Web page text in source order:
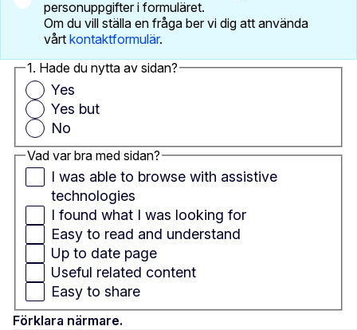
personuppgifter i formuläret.
Om du vill ställa en fråga ber vi dig att använda
vårt kontaktformulär.
1. Hade du nytta av sidan?
Yes
Yes but
No
Vad var bra med sidan?
I was able to browse with assistive
technologies
I found what I was looking for
Easy to read and understand
Up to date page
Useful related content
Easy to share
Förklara närmare.